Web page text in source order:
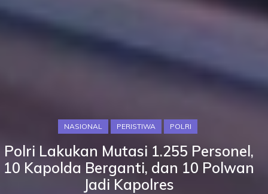
NASIONAL PERISTIWA POLRI
Polri Lakukan Mutasi 1.255 Personel,
10 Kapolda Berganti, dan 10 Polwan
Jadi Kapolres